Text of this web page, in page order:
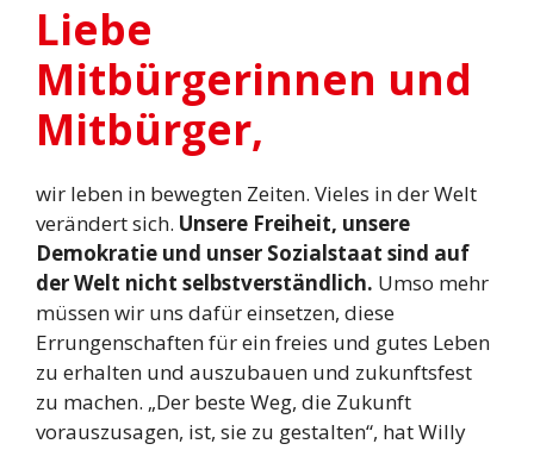
Liebe
Mitbürgerinnen und
Mitbürger,
wir leben in bewegten Zeiten. Vieles in der Welt
verändert sich. Unsere Freiheit, unsere
Demokratie und unser Sozialstaat sind auf
der Welt nicht selbstverständlich. Umso mehr
müssen wir uns dafür einsetzen, diese
Errungenschaften für ein freies und gutes Leben
zu erhalten und auszubauen und zukunftsfest
zu machen. „Der beste Weg, die Zukunft
vorauszusagen, ist, sie zu gestalten“, hat Willy